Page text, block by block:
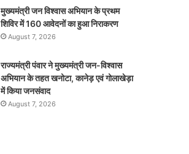
मुख्यमंत्री जन विश्वास अभियान के प्रथम
शिविर में 160 आवेदनों का हुआ निराकरण
August 7, 2026
राज्यमंत्री पंवार ने मुख्यमंत्री जन-विश्वास
अभियान के तहत खनोटा, कानेड़ एवं गोलाखेड़ा
में किया जनसंवाद
August 7, 2026